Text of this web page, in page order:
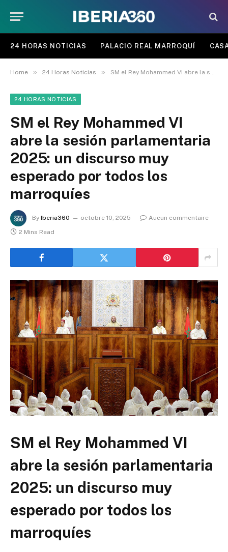
24 HORAS NOTICIAS PALACIO REAL MARROQUÍ
Home » 24 Horas Noticias » SM el Rey Mohammed VI abre la sesión parlamentaria 2025: un discurso muy esperado por todos los marroquíes
24 HORAS NOTICIAS
SM el Rey Mohammed VI
abre la sesión parlamentaria
2025: un discurso muy
esperado por todos los
marroquíes
By Iberia360 octobre 10, 2025
Aucun commentaire
2 Mins Read
SM el Rey Mohammed VI
abre la sesión parlamentaria
2025: un discurso muy
esperado por todos los
marroquíes